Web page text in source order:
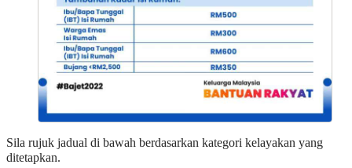
Sila rujuk jadual di bawah berdasarkan kategori kelayakan yang
ditetapkan.